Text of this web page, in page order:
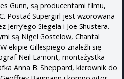
Gunn, są producentami filmu,
Postać Supergirl jest wzorowana
Siegela i Joe Shustera.
są Nigel Gostelow, Chantal
ekipie Gillespiego znaleźli się
Neil Lamont, montażystka
Anna B. Sheppard, kierownik do